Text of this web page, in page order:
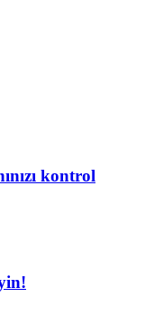
kontrol